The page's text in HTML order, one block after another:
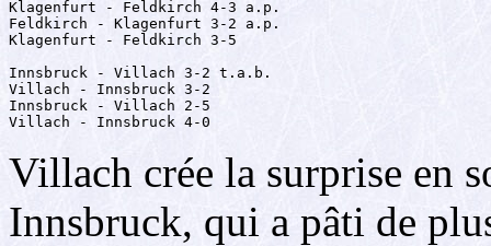
Klagenfurt - Feldkirch 4-3 a.p.
Feldkirch - Klagenfurt 3-2 a.p.
Klagenfurt - Feldkirch 3-5
Innsbruck - Villach 3-2 t.a.b.
Villach - Innsbruck 3-2
Innsbruck - Villach 2-5
Villach - Innsbruck 4-0
Villach crée la surprise en
Innsbruck, qui a pâti de